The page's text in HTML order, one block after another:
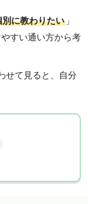
別に教わりたい 」
やすい通い方から考
せて見ると、自分